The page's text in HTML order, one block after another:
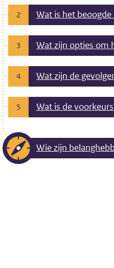
2 Wat is het beoogde
3 Wat zijn opties om
4 Wat zijn de
5 Wat is de
Wie zijn